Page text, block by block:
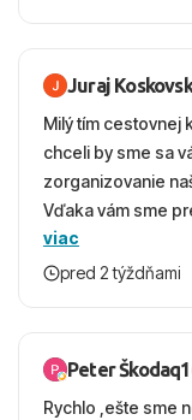
Juraj
Milý tím cestovnej
chceli by sme sa
zorganizovanie
Vďaka vám sme
ešte dlho s
absolútne hladko
bola to trefa do
služby a personál:
ľudia. ​Gastro
viac
pred 2 týždňami
Peter
Rychlo ,ešte sme